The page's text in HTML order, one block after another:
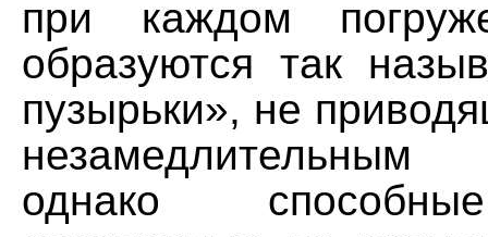
при каждом
образуются так
пузырьки», не
однако